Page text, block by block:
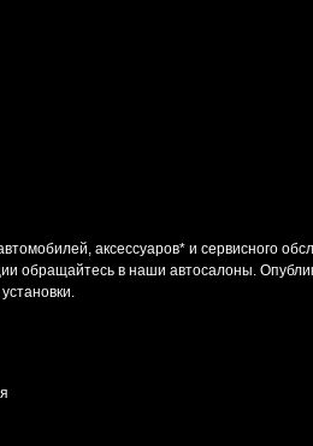
аксессуаров* и сервисного
обращайтесь в наши автосалоны.